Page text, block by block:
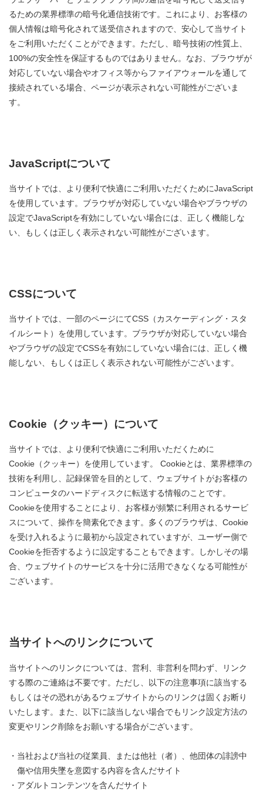
るための業界標準の暗号化通信技術です。これにより、お客様の
個人情報は暗号化されて送受信されますので、安心して当サイト
をご利用いただくことができます。ただし、暗号技術の性質上、
100%の安全性を保証するものではありません。なお、ブラウザが
対応していない場合やオフィス等からファイアウォールを通して
接続されている場合、ページが表示されない可能性がございま
す。
JavaScriptについて
当サイトでは、より便利で快適にご利用いただくためにJavaScript
を使用しています。ブラウザが対応していない場合やブラウザの
設定でJavaScriptを有効にしていない場合には、正しく機能しな
い、もしくは正しく表示されない可能性がございます。
CSSについて
当サイトでは、一部のページにてCSS（カスケーディング・スタ
イルシート）を使用しています。ブラウザが対応していない場合
やブラウザの設定でCSSを有効にしていない場合には、正しく機
能しない、もしくは正しく表示されない可能性がございます。
Cookie（クッキー）について
当サイトでは、より便利で快適にご利用いただくために
Cookie（クッキー）を使用しています。 Cookieとは、業界標準の
技術を利用し、記録保管を目的として、ウェブサイトがお客様の
コンピュータのハードディスクに転送する情報のことです。
Cookieを使用することにより、お客様が頻繁に利用されるサービ
スについて、操作を簡素化できます。多くのブラウザは、Cookie
を受け入れるように最初から設定されていますが、ユーザー側で
Cookieを拒否するように設定することもできます。しかしその場
合、ウェブサイトのサービスを十分に活用できなくなる可能性が
ございます。
当サイトへのリンクについて
当サイトへのリンクについては、営利、非営利を問わず、リンク
する際のご連絡は不要です。ただし、以下の注意事項に該当する
もしくはその恐れがあるウェブサイトからのリンクは固くお断り
いたします。また、以下に該当しない場合でもリンク設定方法の
変更やリンク削除をお願いする場合がございます。
・当社および当社の従業員、または他社（者）、他団体の誹謗中
傷や信用失墜を意図する内容を含んだサイト
・アダルトコンテンツを含んだサイト